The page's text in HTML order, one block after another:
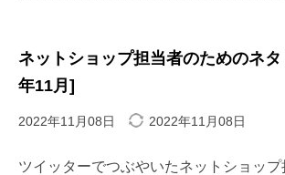
ネットショップ担当者のためのネ
年11月]
2022年11月08日 2022年11月08日
ツイッターでつぶやいたネットショッ